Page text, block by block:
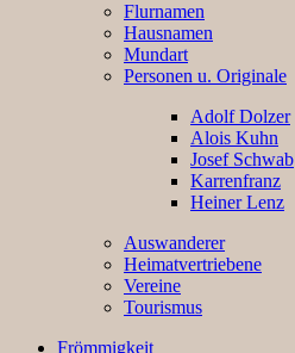
Flurnamen
Hausnamen
Mundart
Personen u. Originale
Adolf Dolzer
Alois Kuhn
Josef Schwab
Karrenfranz
Heiner Lenz
Auswanderer
Heimatvertriebene
Vereine
Tourismus
Frömmigkeit